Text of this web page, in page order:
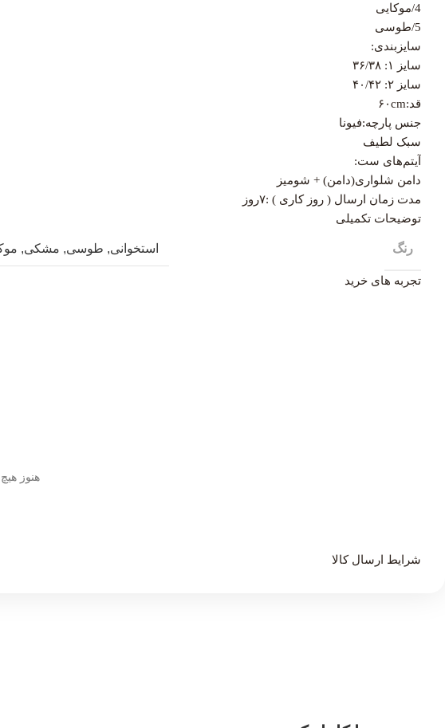
4/موکایی
5/طوسی
سایزبندی:
سایز ۱: ۳۶/۳۸
سایز ۲: ۴۰/۴۲
قد:۶۰cm
جنس پارچه:فیونا
سبک لطیف
آیتم‌های ست:
دامن شلواری(دامن) + شومیز
مدت زمان ارسال ( روز کاری ) :۷روز
توضیحات تکمیلی
رنگ استخوانی, طوسی, مشکی,
تجربه های خرید
هنوز
شرایط ارسال کالا